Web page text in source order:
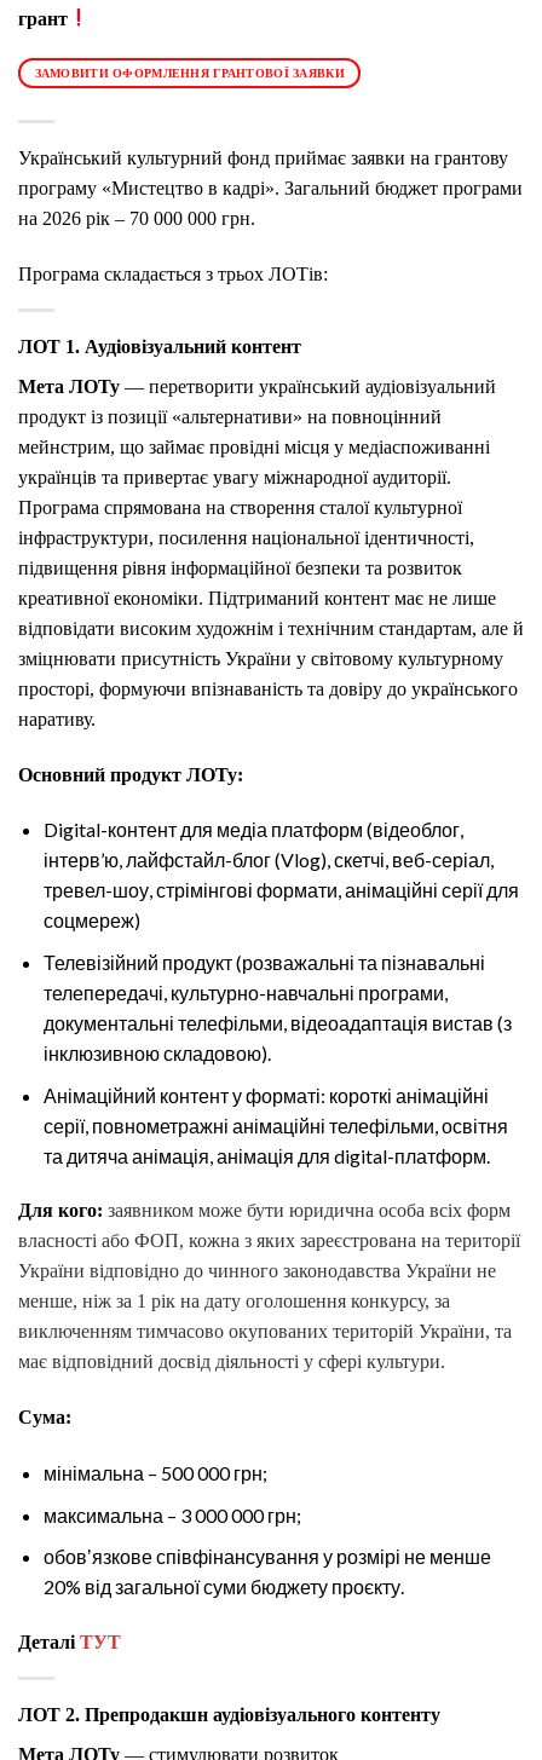
грант
ЗАМОВИТИ ОФОРМЛЕННЯ ГРАНТОВОЇ ЗАЯВКИ
Український культурний фонд приймає заявки на грантову
програму «Мистецтво в кадрі». Загальний бюджет програми
на 2026 рік – 70 000 000 грн.
Програма складається з трьох ЛОТів:
ЛОТ 1. Аудіовізуальний контент
Мета ЛОТу — перетворити український аудіовізуальний
продукт із позиції «альтернативи» на повноцінний
мейнстрим, що займає провідні місця у медіаспоживанні
українців та привертає увагу міжнародної аудиторії.
Програма спрямована на створення сталої культурної
інфраструктури, посилення національної ідентичності,
підвищення рівня інформаційної безпеки та розвиток
креативної економіки. Підтриманий контент має не лише
відповідати високим художнім і технічним стандартам, але й
зміцнювати присутність України у світовому культурному
просторі, формуючи впізнаваність та довіру до українського
наративу.
Основний продукт ЛОТу:
Digital-контент для медіа платформ (відеоблог,
інтерв’ю, лайфстайл-блог (Vlog), скетчі, веб-серіал,
тревел-шоу, стрімінгові формати, анімаційні серії для
соцмереж)
Телевізійний продукт (розважальні та пізнавальні
телепередачі, культурно-навчальні програми,
документальні телефільми, відеоадаптація вистав (з
інклюзивною складовою).
Анімаційний контент у форматі: короткі анімаційні
серії, повнометражні анімаційні телефільми, освітня
та дитяча анімація, анімація для digital-платформ.
Для кого: заявником може бути юридична особа всіх форм
власності або ФОП, кожна з яких зареєстрована на території
України відповідно до чинного законодавства України не
менше, ніж за 1 рік на дату оголошення конкурсу, за
виключенням тимчасово окупованих територій України, та
має відповідний досвід діяльності у сфері культури.
Сума:
мінімальна – 500 000 грн;
максимальна – 3 000 000 грн;
обовʼязкове співфінансування у розмірі не менше
20% від загальної суми бюджету проєкту.
Деталі ТУТ
ЛОТ 2. Препродакшн аудіовізуального контенту
Мета ЛОТу — стимулювати розвиток